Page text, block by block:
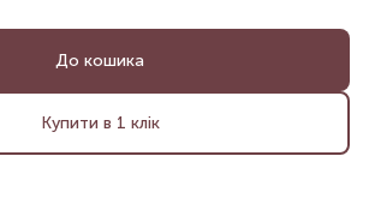
До кошика
Купити в 1 клік